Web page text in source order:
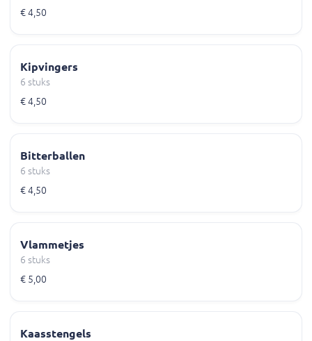
€ 4,50
Kipvingers
6 stuks
€ 4,50
Bitterballen
6 stuks
€ 4,50
Vlammetjes
6 stuks
€ 5,00
Kaasstengels